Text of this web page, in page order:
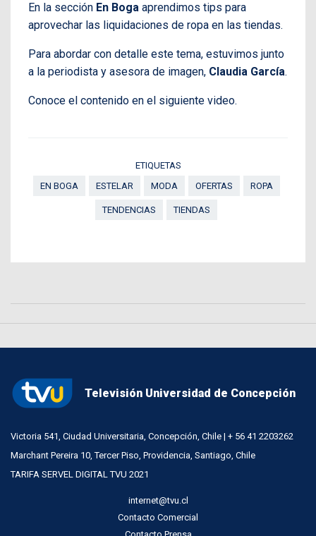
En la sección En Boga aprendimos tips para
aprovechar las liquidaciones de ropa en las tiendas.
Para abordar con detalle este tema, estuvimos junto
a la periodista y asesora de imagen, Claudia García.
Conoce el contenido en el siguiente video.
ETIQUETAS
EN BOGA
ESTELAR MODA OFERTAS ROPA
TENDENCIAS TIENDAS
Televisión Universidad de Concepción
Victoria 541, Ciudad Universitaria, Concepción, Chile | + 56 41 2203262
Marchant Pereira 10, Tercer Piso, Providencia, Santiago, Chile
TARIFA SERVEL DIGITAL TVU 2021
internet@tvu.cl
Contacto Comercial